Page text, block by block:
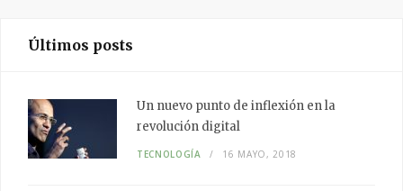
Últimos posts
Un nuevo punto de inflexión en la
revolución digital
TECNOLOGÍA 16 MAYO, 2018